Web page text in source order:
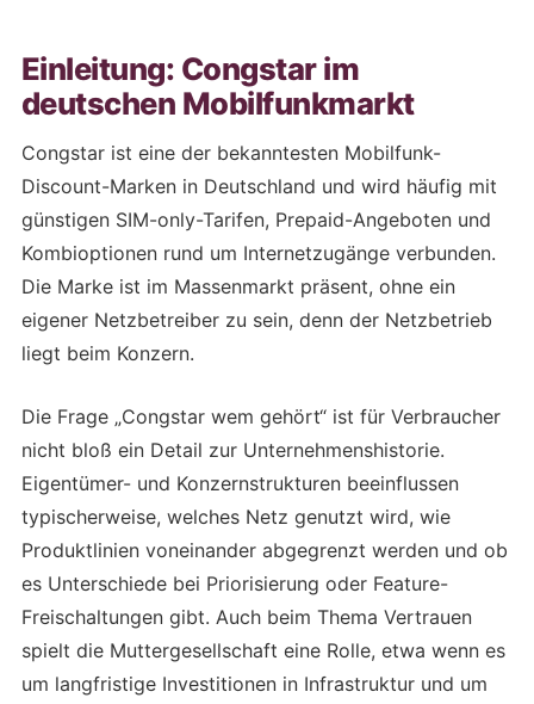
Einleitung: Congstar im
deutschen Mobilfunkmarkt
Congstar ist eine der bekanntesten Mobilfunk-
Discount-Marken in Deutschland und wird häufig mit
günstigen SIM-only-Tarifen, Prepaid-Angeboten und
Kombioptionen rund um Internetzugänge verbunden.
Die Marke ist im Massenmarkt präsent, ohne ein
eigener Netzbetreiber zu sein, denn der Netzbetrieb
liegt beim Konzern.
Die Frage „Congstar wem gehört“ ist für Verbraucher
nicht bloß ein Detail zur Unternehmenshistorie.
Eigentümer- und Konzernstrukturen beeinflussen
typischerweise, welches Netz genutzt wird, wie
Produktlinien voneinander abgegrenzt werden und ob
es Unterschiede bei Priorisierung oder Feature-
Freischaltungen gibt. Auch beim Thema Vertrauen
spielt die Muttergesellschaft eine Rolle, etwa wenn es
um langfristige Investitionen in Infrastruktur und um